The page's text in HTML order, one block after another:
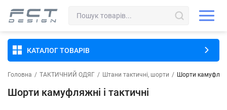
КАТАЛОГ ТОВАРІВ
Головна / ТАКТИЧНИЙ ОДЯГ / Штани тактичні, шорти / Шорти
Шорти камуфляжні і тактичні